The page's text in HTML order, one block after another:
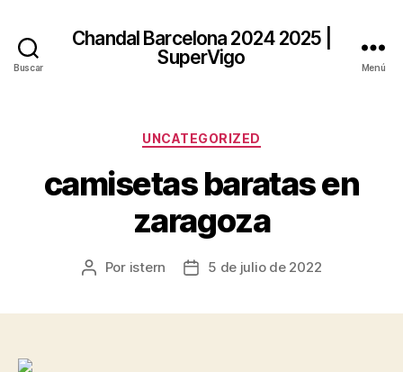
Buscar
Chandal Barcelona 2024 2025 |
SuperVigo
Menú
Categorías
UNCATEGORIZED
camisetas baratas en
zaragoza
Autor
Por istern
Fecha5 de julio de 2022